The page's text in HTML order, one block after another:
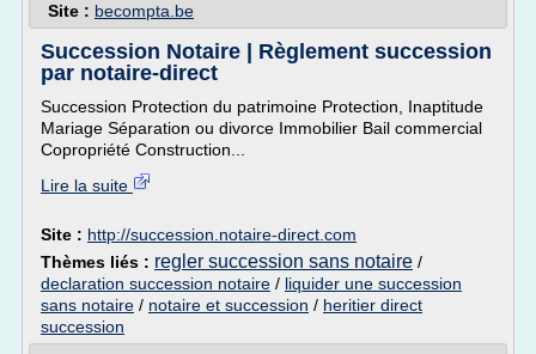
Site : becompta.be
Succession Notaire | Règlement succession
par notaire-direct
Succession Protection du patrimoine Protection, Inaptitude
Mariage Séparation ou divorce Immobilier Bail commercial
Copropriété Construction...
Lire la suite
Site : http://succession.notaire-direct.com
Thèmes liés : regler succession sans notaire /
declaration succession notaire / liquider une succession
sans notaire / notaire et succession / heritier direct
succession